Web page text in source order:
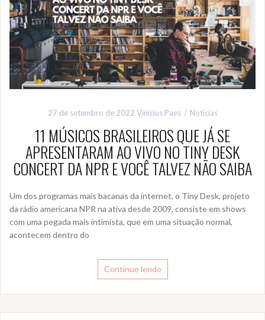
27 de setembro de 2022 Vinicius Paes Notícias
11 MÚSICOS BRASILEIROS QUE JÁ SE
APRESENTARAM AO VIVO NO TINY DESK
CONCERT DA NPR E VOCÊ TALVEZ NÃO SAIBA
Um dos programas mais bacanas da internet, o Tiny Desk, projeto
da rádio americana NPR na ativa desde 2009, consiste em shows
com uma pegada mais intimista, que em uma situação normal,
acontecem dentro do
Continue lendo